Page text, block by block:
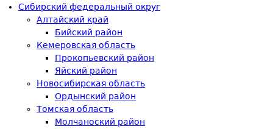
Сибирский федеральный округ
Алтайский край
Бийский район
Кемеровская область
Прокопьевский район
Яйский район
Новосибирская область
Ордынский район
Томская область
Молчаноский район